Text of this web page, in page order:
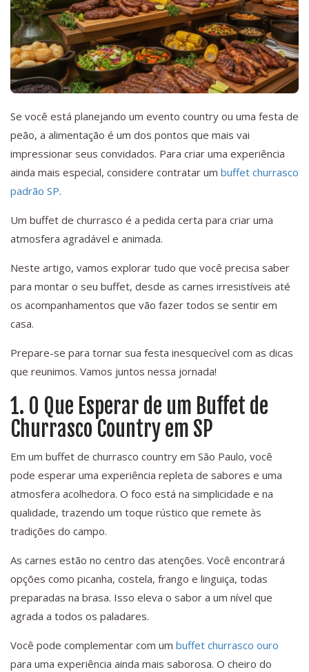
Se você está planejando um evento country ou uma festa de
peão, a alimentação é um dos pontos que mais vai
impressionar seus convidados. Para criar uma experiência
ainda mais especial, considere contratar um buffet churrasco
padrão SP.
Um buffet de churrasco é a pedida certa para criar uma
atmosfera agradável e animada.
Neste artigo, vamos explorar tudo que você precisa saber
para montar o seu buffet, desde as carnes irresistíveis até
os acompanhamentos que vão fazer todos se sentir em
casa.
Prepare-se para tornar sua festa inesquecível com as dicas
que reunimos. Vamos juntos nessa jornada!
1. O Que Esperar de um Buffet de
Churrasco Country em SP
Em um buffet de churrasco country em São Paulo, você
pode esperar uma experiência repleta de sabores e uma
atmosfera acolhedora. O foco está na simplicidade e na
qualidade, trazendo um toque rústico que remete às
tradições do campo.
As carnes estão no centro das atenções. Você encontrará
opções como picanha, costela, frango e linguiça, todas
preparadas na brasa. Isso eleva o sabor a um nível que
agrada a todos os paladares.
Você pode complementar com um buffet churrasco ouro
para uma experiência ainda mais saborosa. O cheiro do